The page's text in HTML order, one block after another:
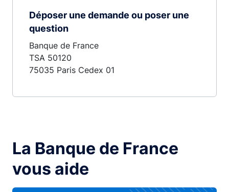
Déposer une demande ou poser une
question
Banque de France
TSA 50120
75035 Paris Cedex 01
La Banque de France
vous aide